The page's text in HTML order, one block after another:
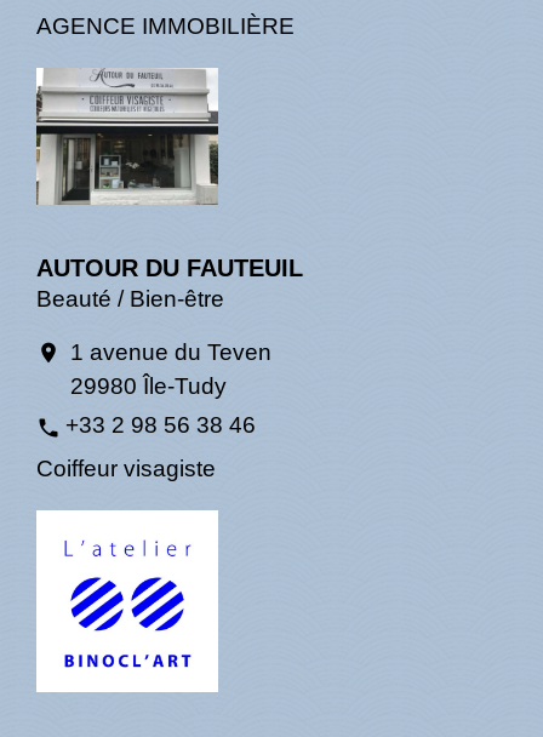
AGENCE IMMOBILIÈRE
AUTOUR DU FAUTEUIL
Beauté / Bien-être
location_on
1 avenue du Teven
29980 Île-Tudy
phone +33 2 98 56 38 46
Coiffeur visagiste